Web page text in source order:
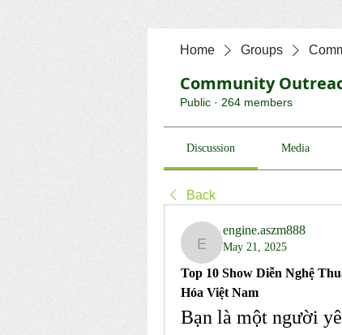
Home Groups
Community
Public · 264 members
Discussion Media
Back
engine.aszm888
engine.aszm888
May 21, 2025
Top 10 Show Diễn Nghệ
Hóa Việt Nam
Bạn là một người